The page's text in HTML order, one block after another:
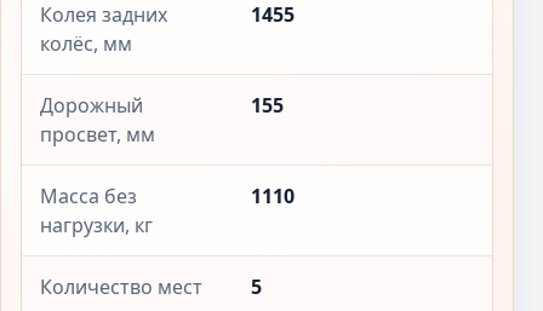
Колея задних
колёс, мм
1455
Дорожный
просвет, мм
155
Масса без
нагрузки, кг
1110
Количество мест 5